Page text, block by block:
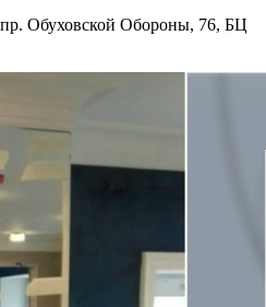
пр. Обуховской Обороны, 76, БЦ